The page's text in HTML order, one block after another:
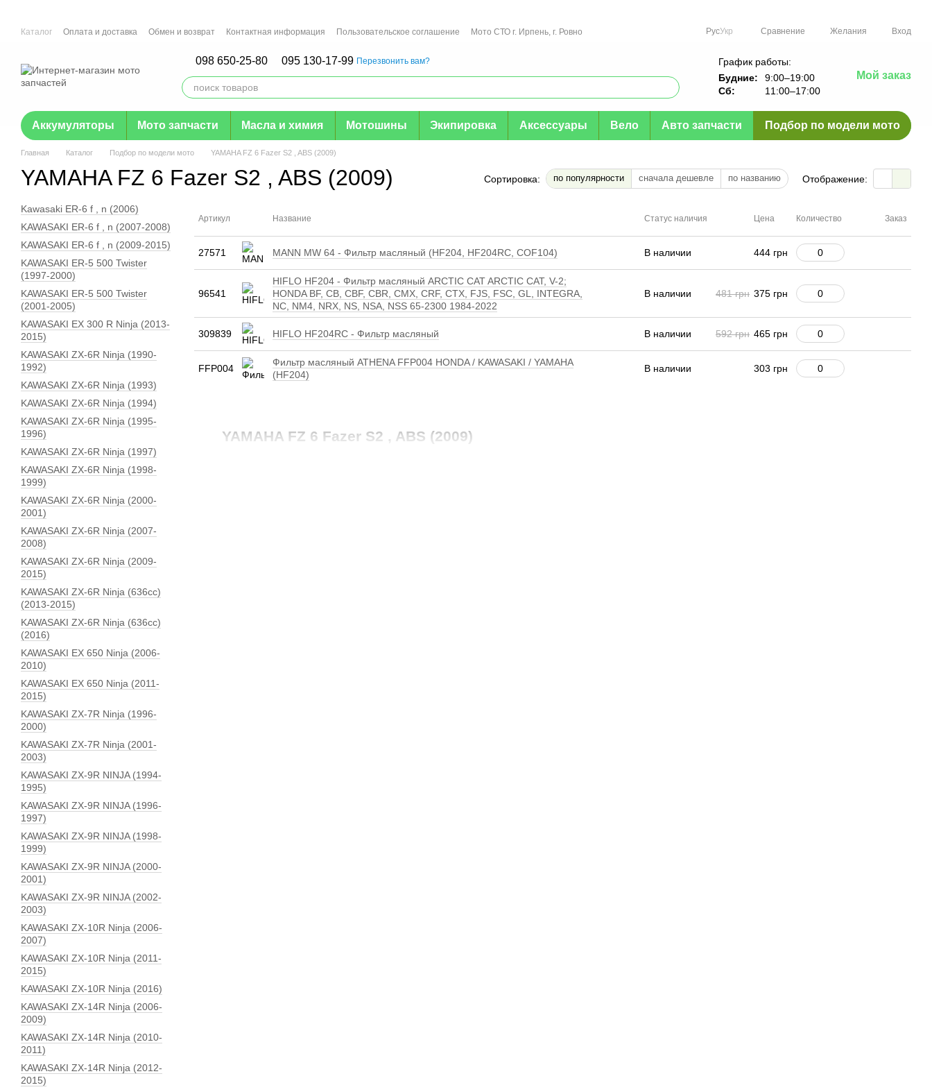
Каталог Оплата и доставка Обмен и возврат Контактная информация Пользовательское соглашение
Мото СТО г. Ирпень, г. Ровно
РусУкр Сравнение Желания Вход
098 650-25-80 095 130-17-99 Перезвонить вам?
График работы:
Будние:
9:00–19:00
Сб:
11:00–17:00
Мой заказ
Аккумуляторы Мото запчасти Масла и химия Мотошины Экипировка Аксессуары Вело Авто запчасти Подбор по модели мото
Главная Каталог Подбор по модели мото YAMAHA FZ 6 Fazer S2 , ABS (2009)
YAMAHA FZ 6 Fazer S2 , ABS (2009) Сортировка: по популярности сначала дешевле по названию Отображение:
YAMAHA FZ 6 Fazer S2 , ABS (2009)
Артикул Название Статус наличия Цена Количество Заказ
27571 MANN MW 64 - Фильтр масляный (HF204, HF204RC, COF104) В наличии 444 грн
96541
HIFLO HF204 - Фильтр масляный ARCTIC CAT ARCTIC CAT, V-2;
HONDA BF, CB, CBF, CBR, CMX, CRF, CTX, FJS, FSC, GL, INTEGRA,
NC, NM4, NRX, NS, NSA, NSS 65-2300 1984-2022
В наличии 481 грн 375 грн
309839 HIFLO HF204RC - Фильтр масляный В наличии 592 грн 465 грн
FFP004
Фильтр масляный ATHENA FFP004 HONDA / KAWASAKI / YAMAHA
(HF204)
В наличии 303 грн
Kawasaki ER-6 f , n (2006)
KAWASAKI ER-6 f , n (2007-2008)
KAWASAKI ER-6 f , n (2009-2015)
KAWASAKI ER-5 500 Twister
(1997-2000)
KAWASAKI ER-5 500 Twister
(2001-2005)
KAWASAKI EX 300 R Ninja (2013-
2015)
KAWASAKI ZX-6R Ninja (1990-
1992)
KAWASAKI ZX-6R Ninja (1993)
KAWASAKI ZX-6R Ninja (1994)
KAWASAKI ZX-6R Ninja (1995-
1996)
KAWASAKI ZX-6R Ninja (1997)
KAWASAKI ZX-6R Ninja (1998-
1999)
KAWASAKI ZX-6R Ninja (2000-
2001)
KAWASAKI ZX-6R Ninja (2007-
2008)
KAWASAKI ZX-6R Ninja (2009-
2015)
KAWASAKI ZX-6R Ninja (636сс)
(2013-2015)
KAWASAKI ZX-6R Ninja (636сс)
(2016)
KAWASAKI EX 650 Ninja (2006-
2010)
KAWASAKI EX 650 Ninja (2011-
2015)
KAWASAKI ZX-7R Ninja (1996-
2000)
KAWASAKI ZX-7R Ninja (2001-
2003)
KAWASAKI ZX-9R NINJA (1994-
1995)
KAWASAKI ZX-9R NINJA (1996-
1997)
KAWASAKI ZX-9R NINJA (1998-
1999)
KAWASAKI ZX-9R NINJA (2000-
2001)
KAWASAKI ZX-9R NINJA (2002-
2003)
KAWASAKI ZX-10R Ninja (2006-
2007)
KAWASAKI ZX-10R Ninja (2011-
2015)
KAWASAKI ZX-10R Ninja (2016)
KAWASAKI ZX-14R Ninja (2006-
2009)
KAWASAKI ZX-14R Ninja (2010-
2011)
KAWASAKI ZX-14R Ninja (2012-
2015)